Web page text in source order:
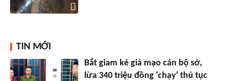
TIN MỚI
Bắt giam kẻ giả mạo cán bộ sở,
lừa 340 triệu đồng 'chạy' thủ tục